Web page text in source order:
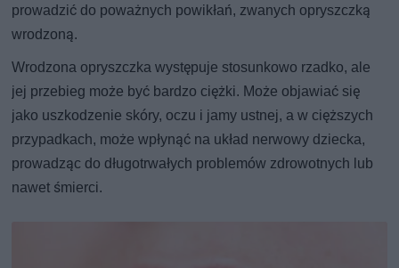
prowadzić do poważnych powikłań, zwanych opryszczką
wrodzoną.
Wrodzona opryszczka występuje stosunkowo rzadko, ale
jej przebieg może być bardzo ciężki. Może objawiać się
jako uszkodzenie skóry, oczu i jamy ustnej, a w cięższych
przypadkach, może wpłynąć na układ nerwowy dziecka,
prowadząc do długotrwałych problemów zdrowotnych lub
nawet śmierci.